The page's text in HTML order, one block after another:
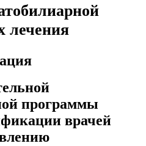
в
и медицинские
лечения
программы
врачей